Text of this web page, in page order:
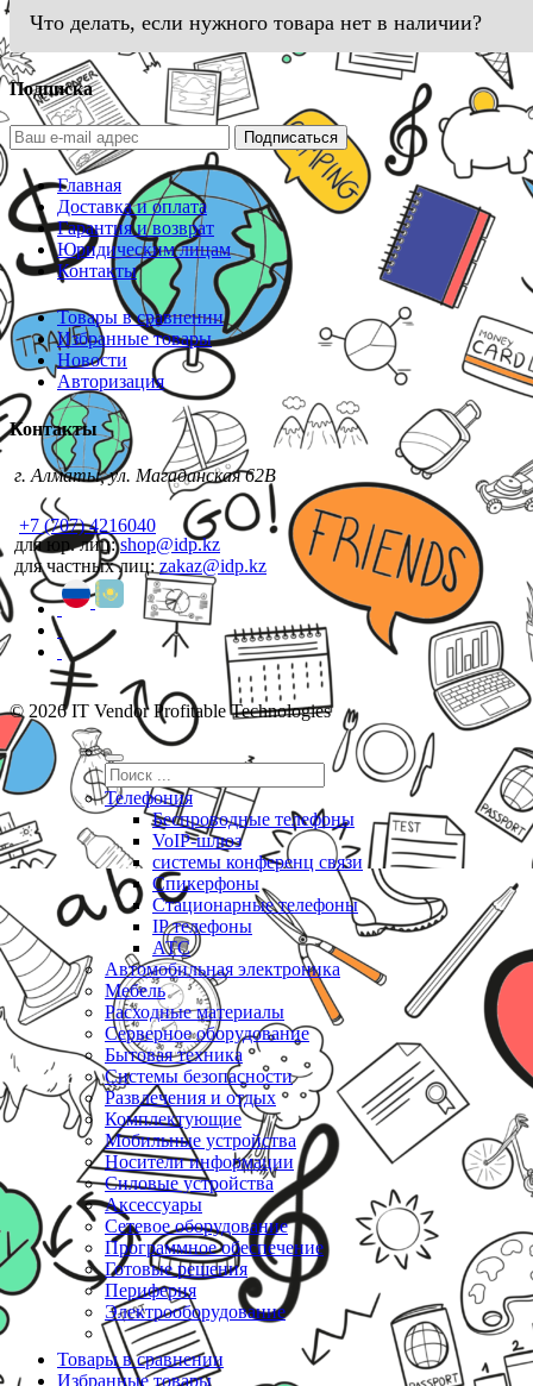
Что делать, если нужного товара нет в наличии?
Подписка
Подписаться
Главная
Доставка и оплата
Гарантия и возврат
Юридическим лицам
Контакты
Товары в сравнении
Избранные товары
Новости
Авторизация
Контакты
г. Алматы, ул. Магаданская 62В
+7 (707) 4216040
для юр. лиц:shop@idp.kz
для частных лиц: zakaz@idp.kz
© 2026 IT Vendor Profitable Technologies
Телефония
Беспроводные телефоны
VoIP-шлюз
системы конференц связи
Спикерфоны
Стационарные телефоны
IP телефоны
АТС
Автомобильная электроника
Мебель
Расходные материалы
Серверное оборудование
Бытовая техника
Системы безопасности
Развлечения и отдых
Комплектующие
Мобильные устройства
Носители информации
Силовые устройства
Аксессуары
Сетевое оборудование
Программное обеспечение
Готовые решения
Периферия
Электрооборудование
Товары в сравнении
Избранные товары